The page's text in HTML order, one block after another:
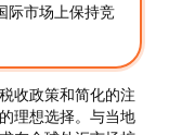
际市场上保持竞
收政策和简化的注
理想选择。与当地